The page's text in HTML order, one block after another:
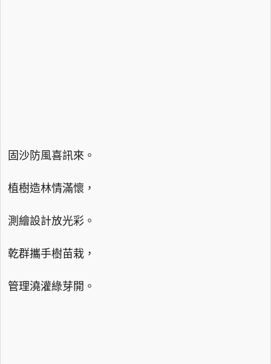
固沙防風喜訊來。
植樹造林情滿懷，
測繪設計放光彩。
乾群攜手樹苗栽，
管理澆灌綠芽開。